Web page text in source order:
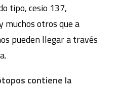
tipo, cesio 137,
otros que a
pueden llegar a través
contiene la